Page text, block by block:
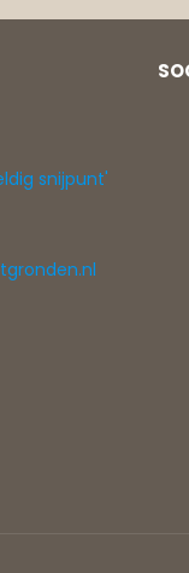
snijpunt'